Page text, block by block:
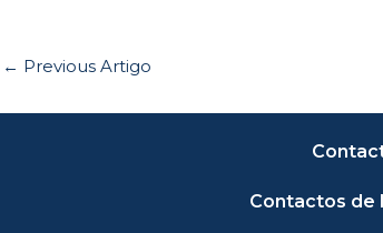
← Previous Artigo
Contactos de